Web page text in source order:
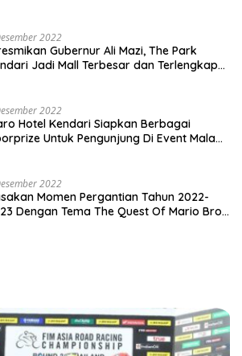
2022
Gubernur Ali Mazi, The Park
Jadi Mall Terbesar dan Terlengkap
2022
Hotel Kendari Siapkan Berbagai
Untuk Pengunjung Di Event Malam
2022
Momen Pergantian Tahun 2022-
Dengan Tema The Quest Of Mario Bros